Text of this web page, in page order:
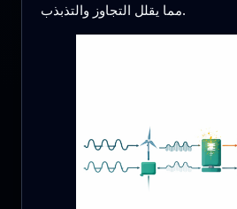
مما يقلل التجاوز والتذبذب.